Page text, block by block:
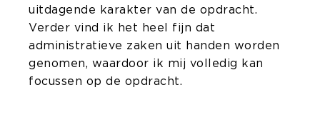
uitdagende karakter van de opdracht.
Verder vind ik het heel fijn dat
administratieve zaken uit handen worden
genomen, waardoor ik mij volledig kan
focussen op de opdracht.